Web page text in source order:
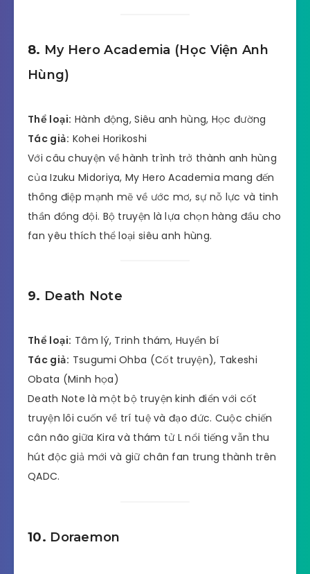
8. My Hero Academia (Học Viện Anh
Hùng)
Thể loại: Hành động, Siêu anh hùng, Học đường
Tác giả: Kohei Horikoshi
Với câu chuyện về hành trình trở thành anh hùng
của Izuku Midoriya, My Hero Academia mang đến
thông điệp mạnh mẽ về ước mơ, sự nỗ lực và tinh
thần đồng đội. Bộ truyện là lựa chọn hàng đầu cho
fan yêu thích thể loại siêu anh hùng.
9. Death Note
Thể loại: Tâm lý, Trinh thám, Huyền bí
Tác giả: Tsugumi Ohba (Cốt truyện), Takeshi
Obata (Minh họa)
Death Note là một bộ truyện kinh điển với cốt
truyện lôi cuốn về trí tuệ và đạo đức. Cuộc chiến
cân não giữa Kira và thám tử L nổi tiếng vẫn thu
hút độc giả mới và giữ chân fan trung thành trên
QADC.
10. Doraemon